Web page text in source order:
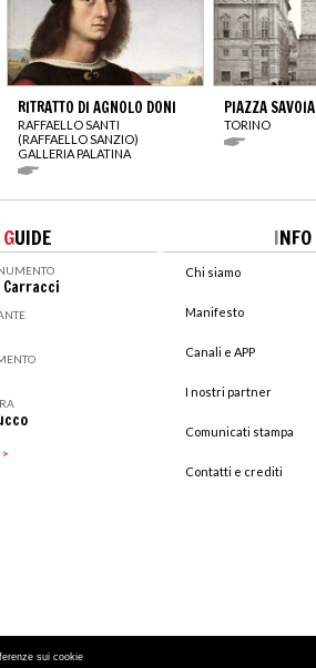
RITRATTO DI AGNOLO DONI
RAFFAELLO SANTI
(RAFFAELLO SANZIO)
GALLERIA PALATINA
PIAZZA SAVOIA
TORINO
GUIDE INFO
Chi siamo
Manifesto
Canali e APP
I nostri partner
Comunicati stampa
Contatti e crediti
sui cookie